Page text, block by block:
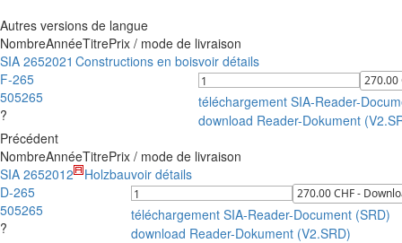
Autres versions de langue
NombreAnnéeTitrePrix / mode de livraison
SIA 265
F-265
505265
?
2021 Constructions en boisvoir détails
téléchargement SIA-Reader-
download Reader-Dokument
Précédent
NombreAnnéeTitrePrix / mode de livraison
SIA 265
D-265
505265
?
2012 Holzbauvoir détails
téléchargement SIA-Reader-Document (SRD)
download Reader-Dokument (V2.SRD)